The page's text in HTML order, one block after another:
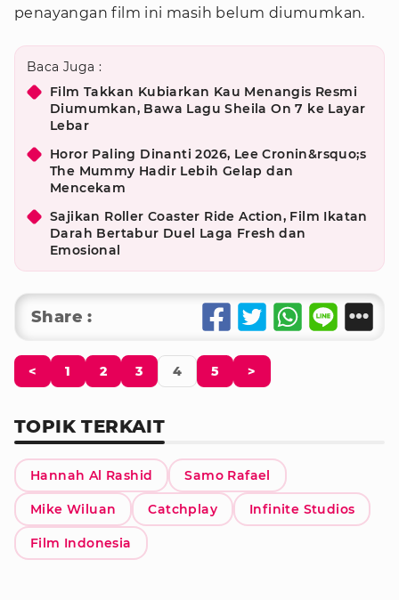
penayangan film ini masih belum diumumkan.
Baca Juga :
Film Takkan Kubiarkan Kau Menangis Resmi
Diumumkan, Bawa Lagu Sheila On 7 ke Layar
Lebar
Horor Paling Dinanti 2026, Lee Cronin&rsquo;s
The Mummy Hadir Lebih Gelap dan
Mencekam
Sajikan Roller Coaster Ride Action, Film Ikatan
Darah Bertabur Duel Laga Fresh dan
Emosional
Share :
< 1 2 3 4 5 >
TOPIK TERKAIT
Hannah Al Rashid Samo Rafael
Mike Wiluan Catchplay Infinite Studios
Film Indonesia